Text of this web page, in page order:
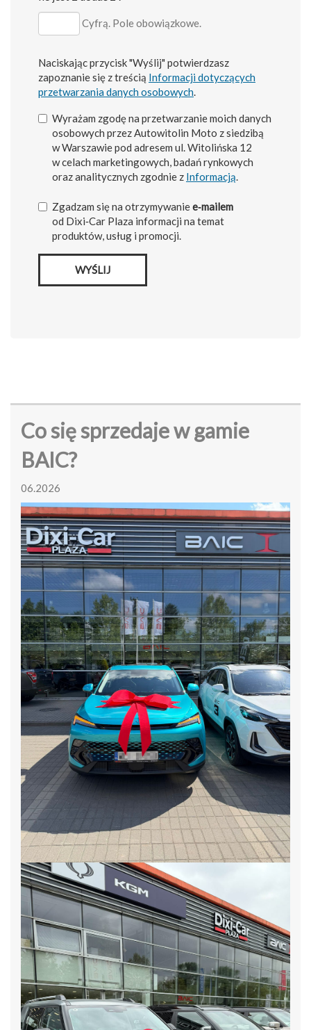
Cyfrą. Pole obowiązkowe.
Naciskając przycisk "Wyślij" potwierdzasz
zapoznanie się z treścią Informacji dotyczących
przetwarzania danych osobowych.
Wyrażam zgodę na przetwarzanie moich danych
osobowych przez Autowitolin Moto z siedzibą
w Warszawie pod adresem ul. Witolińska 12
w celach marketingowych, badań rynkowych
oraz analitycznych zgodnie z Informacją.
Zgadzam się na otrzymywaniee‑mailem
od Dixi‑Car Plaza informacji na temat
produktów, usług i promocji.
WYŚLIJ
Co się sprzedaje w gamie
BAIC?
06.2026